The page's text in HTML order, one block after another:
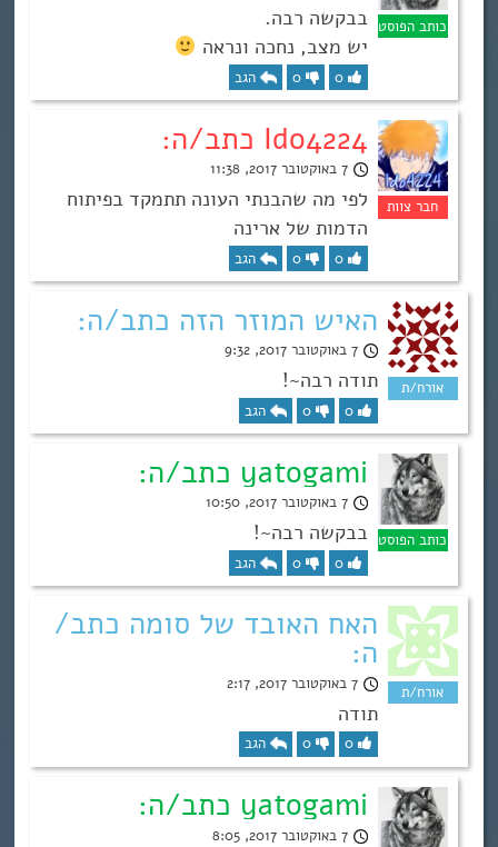
בבקשה רבה.
יש מצב, נחכה ונראה
0
0 הגב
Ido4224 כתב/ה:
7 באוקטובר 2017, 11:38
לפי מה שהבנתי העונה תתמקד בפיתוח
הדמות של ארינה
0
0 הגב
האיש המוזר הזה כתב/ה:
7 באוקטובר 2017, 9:32
תודה רבה~!
0
0 הגב
yatogami כתב/ה:
7 באוקטובר 2017, 10:50
בבקשה רבה~!
0
0 הגב
האח האובד של סומה כתב/
ה:
7 באוקטובר 2017, 2:17
תודה
0
0 הגב
yatogami כתב/ה:
7 באוקטובר 2017, 8:05